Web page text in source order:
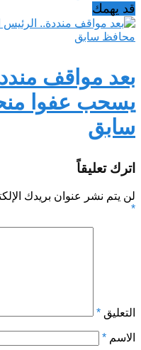
قد يهمك
بعد مواقف
يسحب عفوا
سابق
اترك تعليقاً
لن يتم نشر عنوان بريدك
*
التعليق *
الاسم *